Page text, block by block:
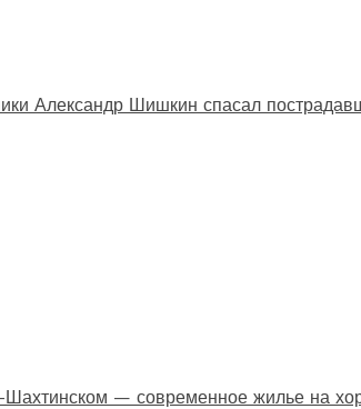
Александр Шишкин спасал
— современное жилье на